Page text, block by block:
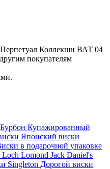
Коллекшн ВАТ 04
покупателям
Бурбон Купажированный
Японский виски
в подарочной упаковке
Loch Lomond Jack Daniel's
Singleton Дорогой виски